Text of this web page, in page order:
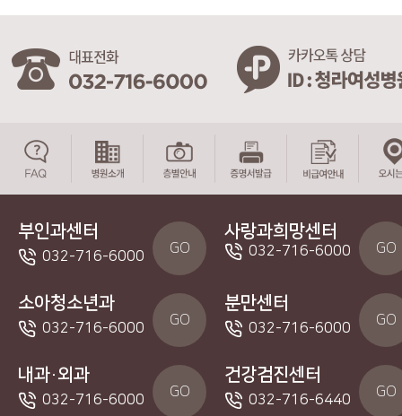
부인과센터
032-716-6000 GO
사랑과희망센터
032-716-6000 GO
소아청소년과
032-716-6000 GO
분만센터
032-716-6000 GO
내과·외과
032-716-6000 GO
건강검진센터
032-716-6440 GO